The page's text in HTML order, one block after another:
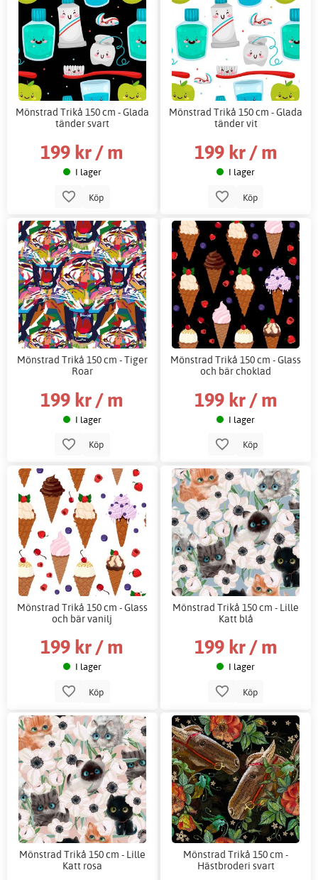
Mönstrad Trikå 150 cm - Glada
tänder svart
199 kr / m
I lager
Köp
Mönstrad Trikå 150 cm - Glada
tänder vit
199 kr / m
I lager
Köp
Mönstrad Trikå 150 cm - Tiger
Roar
199 kr / m
I lager
Köp
Mönstrad Trikå 150 cm - Glass
och bär choklad
199 kr / m
I lager
Köp
Mönstrad Trikå 150 cm - Glass
och bär vanilj
199 kr / m
I lager
Köp
Mönstrad Trikå 150 cm - Lille
Katt blå
199 kr / m
I lager
Köp
Mönstrad Trikå 150 cm - Lille
Katt rosa
Mönstrad Trikå 150 cm -
Hästbroderi svart